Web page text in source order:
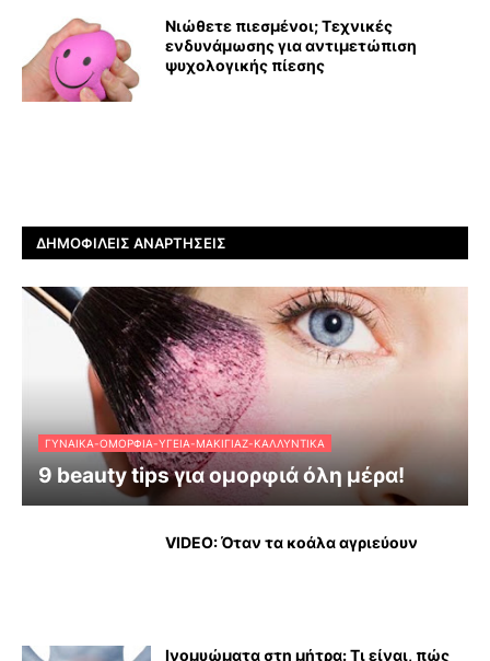
Νιώθετε πιεσμένοι; Τεχνικές
ενδυνάμωσης για αντιμετώπιση
ψυχολογικής πίεσης
ΔΗΜΟΦΙΛΕΊΣ ΑΝΑΡΤΉΣΕΙΣ
ΓΥΝΑΊΚΑ-ΟΜΟΡΦΙΆ-ΥΓΕΊΑ-ΜΑΚΙΓΙΆΖ-ΚΑΛΛΥΝΤΙΚΆ
9 beauty tips για ομορφιά όλη μέρα!
VIDEO: Όταν τα κοάλα αγριεύουν
Ινομυώματα στη μήτρα: Τι είναι, πώς